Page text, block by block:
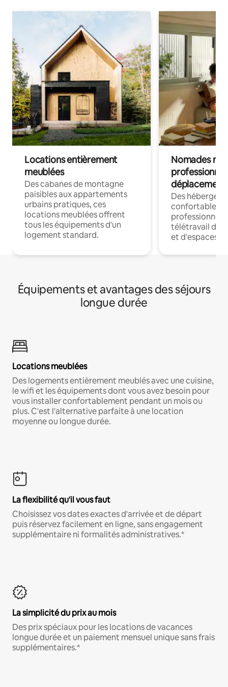
Locations entièrement
meublées
Des cabanes de montagne
paisibles aux appartements
urbains pratiques, ces
locations meublées offrent
tous les équipements d'un
logement standard.
Nomades
déplacement
Des
confortables
professionnels
télétravail
et d'espaces
Équipements et avantages des séjours
longue durée
Locations meublées
Des logements entièrement meublés avec une cuisine,
le wifi et les équipements dont vous avez besoin pour
vous installer confortablement pendant un mois ou
plus. C'est l'alternative parfaite à une location
moyenne ou longue durée.
La flexibilité qu'il vous faut
Choisissez vos dates exactes d'arrivée et de départ
puis réservez facilement en ligne, sans engagement
supplémentaire ni formalités administratives.*
La simplicité du prix au mois
Des prix spéciaux pour les locations de vacances
longue durée et un paiement mensuel unique sans frais
supplémentaires.*